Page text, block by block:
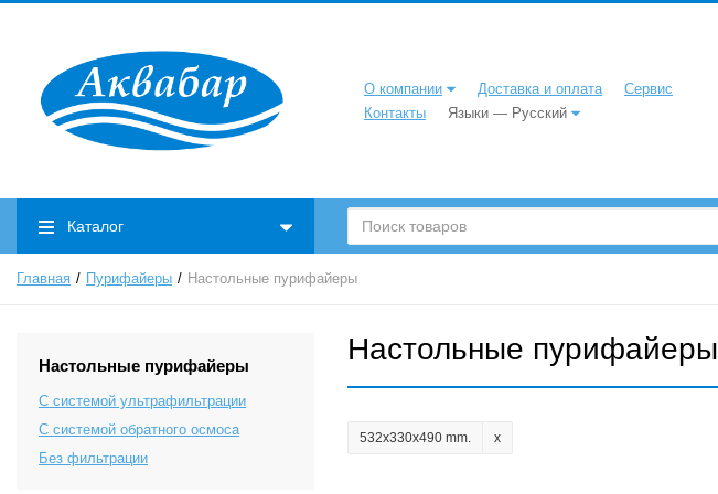
О компании Доставка и оплата
Сервис
Контакты
Языки — Русский
Каталог
Главная Пурифайеры Настольные пурифайеры
Настольные пурифайеры
С системой ультрафильтрации
C системой обратного осмоса
Без фильтрации
Настольные пурифайеры
532x330x490 mm.